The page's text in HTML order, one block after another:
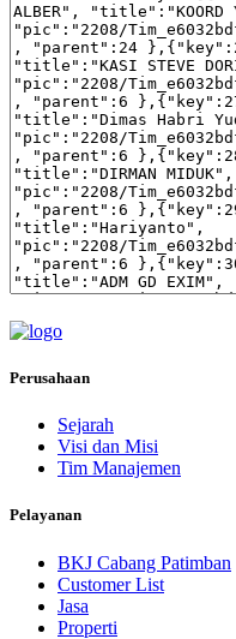
Perusahaan
Sejarah
Visi dan Misi
Tim Manajemen
Pelayanan
BKJ Cabang Patimban
Customer List
Jasa
Properti